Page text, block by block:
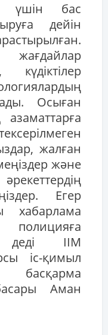
үшін бас
дейін
күдіктілер
Осыған
жалған
және
Егер
хабарлама
ІІМ
іс-қимыл
басқарма
Аман